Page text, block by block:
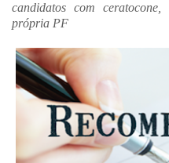
candidatos com
própria PF